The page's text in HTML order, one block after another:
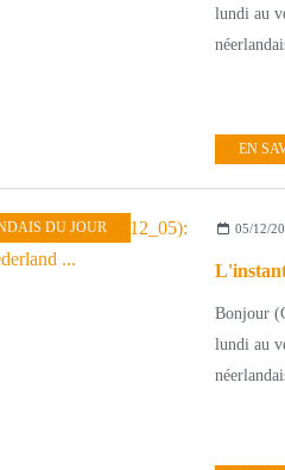
lundi au
EN
DU JOUR 05/12/
Bonjour
lundi au